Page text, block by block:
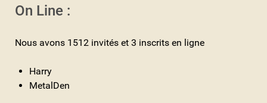
On Line :
Nous avons 1512 invités et 3 inscrits en ligne
Harry
MetalDen